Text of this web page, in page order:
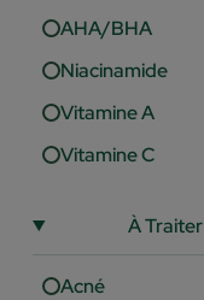
AHA/BHA
Niacinamide
Vitamine A
Vitamine C
À Traiter
Acné